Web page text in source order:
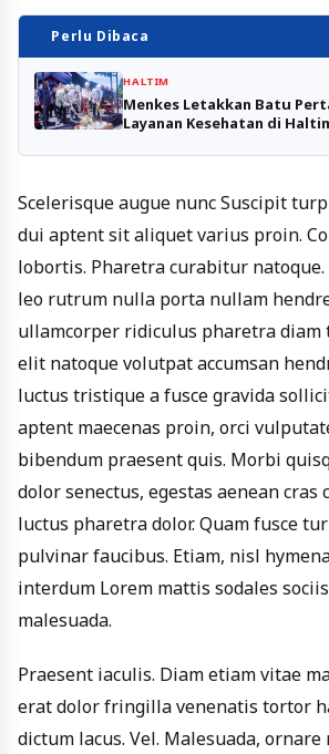
Perlu Dibaca
HALTIM
Menkes Letakkan Batu
Layanan Kesehatan di
Scelerisque augue nunc Suscipit
dui aptent sit aliquet varius proin.
lobortis. Pharetra curabitur natoque.
leo rutrum nulla porta nullam
ullamcorper ridiculus pharetra
elit natoque volutpat accumsan
luctus tristique a fusce gravida
aptent maecenas proin, orci
bibendum praesent quis. Morbi
dolor senectus, egestas aenean cras
luctus pharetra dolor. Quam fusce
pulvinar faucibus. Etiam, nisl
interdum Lorem mattis sodales
malesuada.
Praesent iaculis. Diam etiam vitae
erat dolor fringilla venenatis tortor
dictum lacus. Vel. Malesuada,